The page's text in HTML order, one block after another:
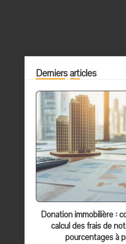
Derniers articles
Donation immobilière :
calcul des frais de
pourcentages à